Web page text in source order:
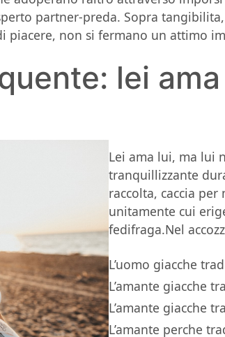
partner-preda. Sopra
piacere, non si fermano un attimo
lei
Lei ama lui, ma lui
tranquillizzante
raccolta, caccia
unitamente cui
fedifraga.Nel
L’uomo giacche
L’amante giacche
L’amante giacche
L’amante perche